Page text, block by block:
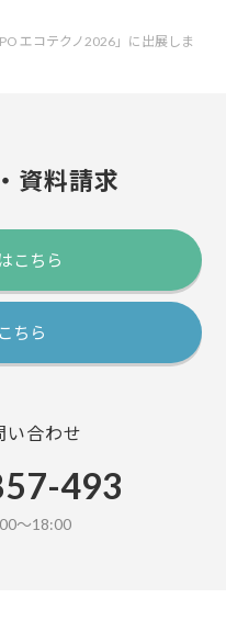
エコテクノ2026」に出展しま
資料請求
こちら
ちら
い合わせ
493
～18:00